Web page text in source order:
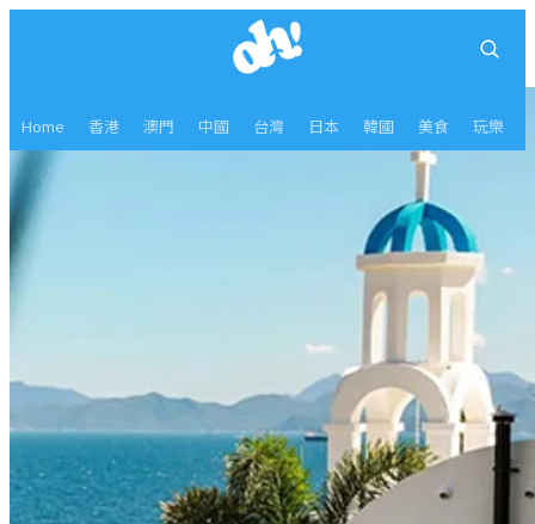
Home 香港 澳門 中國 台灣 日本 韓國 美食 玩樂